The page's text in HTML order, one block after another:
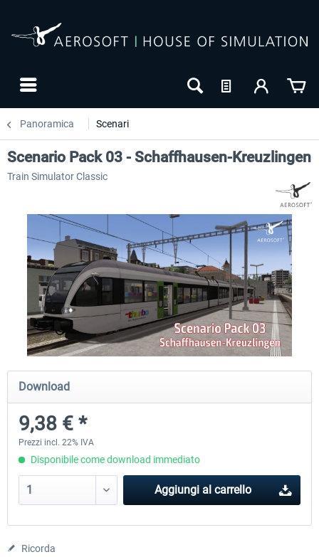
Panoramica Scenari
Just Trains - U-Bahn Hamburg U1 &
40,62 € *
Railworks Szenario-Pack
Scenario Pack 03 - Schaffhausen-Kreuzlingen
Train Simulator Classic
Download
9,38 € *
Prezzi incl. 22% IVA
Disponibile come download immediato
Aggiungi al carrello
Ricorda